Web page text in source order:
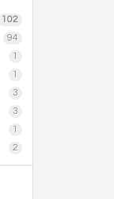
102
94
1
1
3
3
1
2